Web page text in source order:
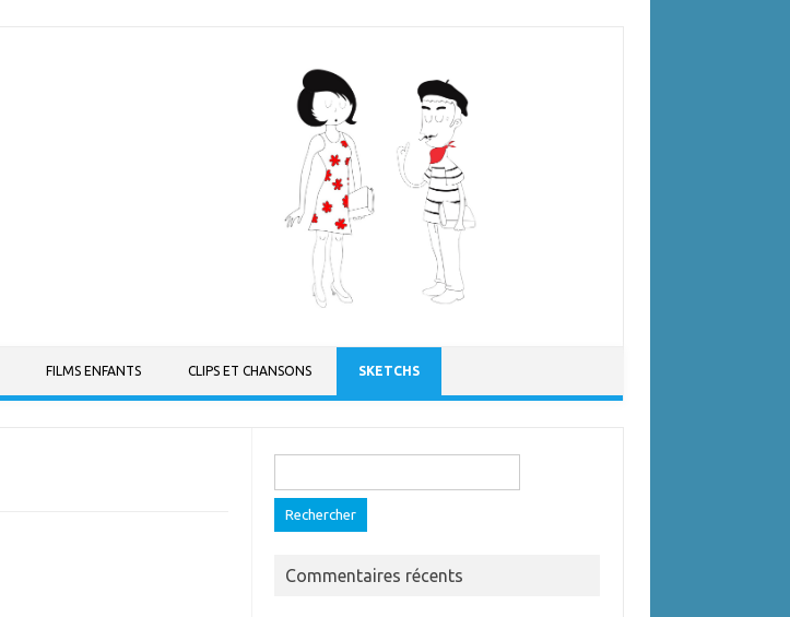
FILMS ENFANTS CLIPS ET CHANSONS SKETCHS
Commentaires récents